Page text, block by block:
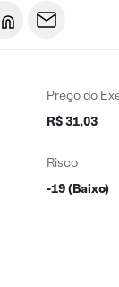
Preço do
R$ 31,03
Risco
-19 (Baixo)